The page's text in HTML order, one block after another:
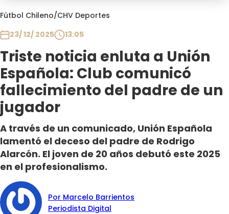
Fútbol Chileno/CHV Deportes
23/ 12/ 2025
13:05
Triste noticia enluta a Unión
Española: Club comunicó
fallecimiento del padre de un
jugador
A través de un comunicado, Unión Española
lamentó el deceso del padre de Rodrigo
Alarcón. El joven de 20 años debutó este 2025
en el profesionalismo.
Por Marcelo Barrientos
Periodista Digital
Programas
Club De La Comedia
Contigo en Directo
Plan Perfecto
El Tiempo
Sabingo
Todos Los Programas